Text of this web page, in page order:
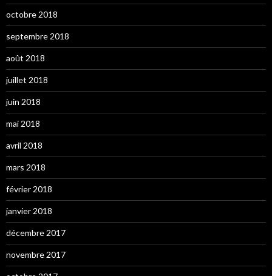
octobre 2018
septembre 2018
août 2018
juillet 2018
juin 2018
mai 2018
avril 2018
mars 2018
février 2018
janvier 2018
décembre 2017
novembre 2017